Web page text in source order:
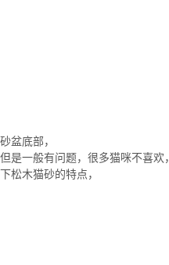
盆底部，
一般有问题，很多猫咪不喜欢，
松木猫砂的特点，